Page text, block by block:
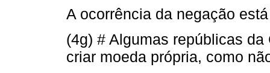
A ocorrência da negação
(4g) # Algumas repúblicas
criar moeda própria, como